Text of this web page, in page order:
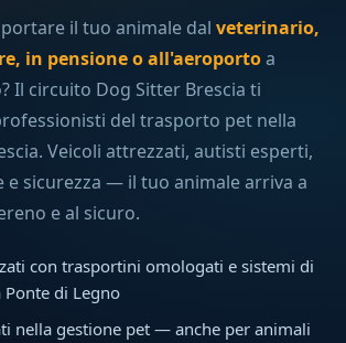
il tuo animale dalveterinario,
in pensione o all'aeroportoa
Il circuito Dog Sitter Brescia ti
del trasporto pet nella
Veicoli attrezzati, autisti esperti,
e sicurezza — il tuo animale arriva a
e al sicuro.
con trasportini omologati e sistemi di
di Legno
nella gestione pet — anche per animali